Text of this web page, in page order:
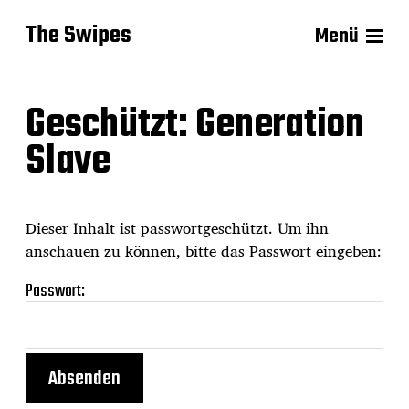
The Swipes Menü
Geschützt: Generation
Slave
Dieser Inhalt ist passwortgeschützt. Um ihn
anschauen zu können, bitte das Passwort eingeben:
Passwort: